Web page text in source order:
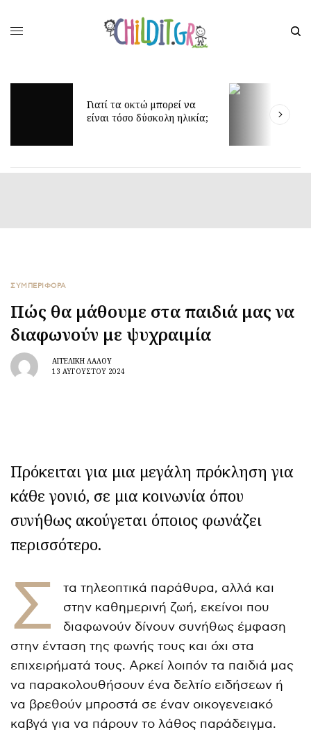
Γιατί τα οκτώ μπορεί να
είναι τόσο δύσκολη ηλικία;
ΣΥΜΠΕΡΙΦΟΡΑ
Πώς θα μάθουμε στα παιδιά μας να
διαφωνούν με ψυχραιμία
ΑΓΓΕΛΙΚΉ ΛΆΛΟΥ
13 ΑΥΓΟΎΣΤΟΥ 2024
Πρόκειται για μια μεγάλη πρόκληση για
κάθε γονιό, σε μια κοινωνία όπου
συνήθως ακούγεται όποιος φωνάζει
περισσότερο.
Σ
τα τηλεοπτικά παράθυρα, αλλά και
στην καθημερινή ζωή, εκείνοι που
διαφωνούν δίνουν συνήθως έμφαση
στην ένταση της φωνής τους και όχι στα
επιχειρήματά τους. Αρκεί λοιπόν τα παιδιά μας
να παρακολουθήσουν ένα δελτίο ειδήσεων ή
να βρεθούν μπροστά σε έναν οικογενειακό
καβγά για να πάρουν το λάθος παράδειγμα.